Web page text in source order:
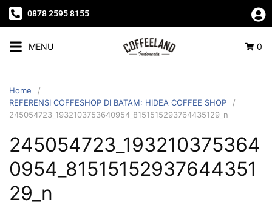
0878 2595 8155
MENU 0
Home
REFERENSI COFFESHOP DI BATAM: HIDEA COFFEE SHOP
245054723_1932103753640954_8151515293764435129_n
245054723_193210375364
0954_81515152937644351
29_n